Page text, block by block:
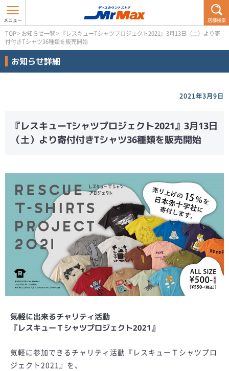
店舗検索
TOP>お知らせ一覧> 『レスキューTシャツプロジェクト2021』3月13日（土）より寄
付付きTシャツ36種類を販売開始
お知らせ詳細
2021年3月9日
『レスキューTシャツプロジェクト2021』3月13日
（土）より寄付付きTシャツ36種類を販売開始
気軽に出来るチャリティ活動
『レスキューＴシャツプロジェクト2021』
気軽に参加できるチャリティ活動『レスキューＴシャツプロ
ジェクト2021』を、